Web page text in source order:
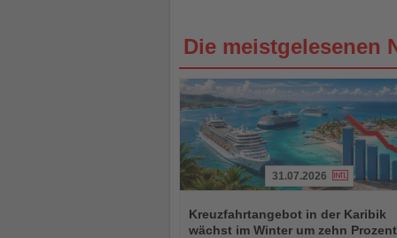
Die meistgelesenen
Sie
die
31.07.2026
Kreuzfahrtangebot in der Karibik
wächst im Winter um zehn Prozent